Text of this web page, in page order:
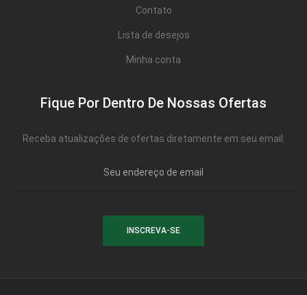
Contato
Lista de desejos
Minha conta
Fique Por Dentro De Nossas Ofertas
Receba atualizações de ofertas diretamente em seu email.